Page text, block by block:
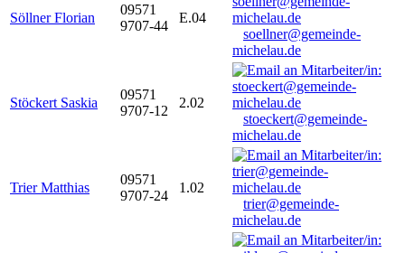
Söllner Florian
09571
9707-44
E.04
soellner@gemeinde-
michelau.de
Stöckert Saskia
09571
9707-12
2.02
stoeckert@gemeinde-
michelau.de
Trier Matthias
09571
9707-24
1.02
trier@gemeinde-
michelau.de